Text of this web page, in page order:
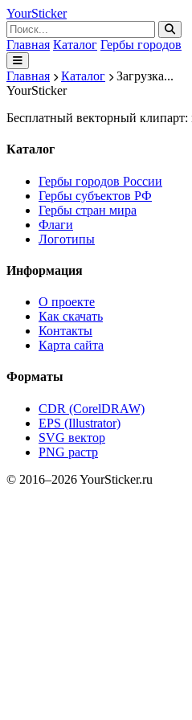
YourSticker
Главная Каталог Гербы городов
Главная Каталог
Загрузка...
YourSticker
Бесплатный векторный
Каталог
Гербы городов России
Гербы субъектов РФ
Гербы стран мира
Флаги
Логотипы
Информация
О проекте
Как скачать
Контакты
Карта сайта
Форматы
CDR (CorelDRAW)
EPS (Illustrator)
SVG вектор
PNG растр
© 2016–2026 YourSticker.ru